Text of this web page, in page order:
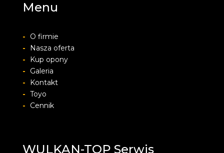
Menu
-
O firmie
-
Nasza oferta
-
Kup opony
-
Galeria
-
Kontakt
- Toyo
-
Cennik
WULKAN-TOP Serwis